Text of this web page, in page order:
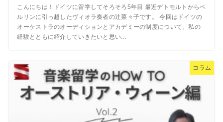
こんにちは！ドイツに留学してそろそろ5年目 最近デトモルトからベ
ルリンに引っ越したヴィオラ奏者の辻菜々子です。 今回はドイツの
オーケストラのオーディションとアカデミーの制度について、私の
経験とともに紹介していきたいと思い...
コラム